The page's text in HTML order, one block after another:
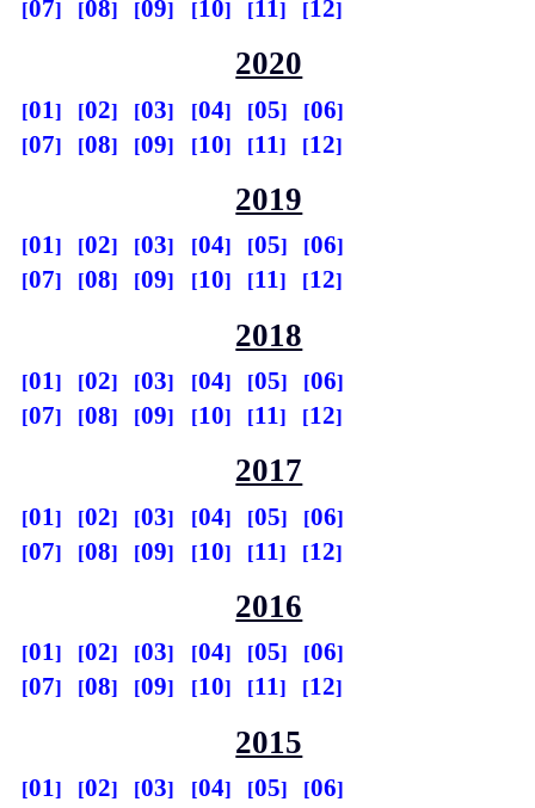
07 08 09 10 11 12
2020
01 02 03 04 05
06
07
08 09 10 11 12
2019
01 02 03 04 05
06
07
08 09 10 11 12
2018
01 02 03 04 05
06
07
08 09 10 11 12
2017
01 02 03 04 05
06
07
08 09 10 11 12
2016
01 02 03 04 05
06
07
08 09 10 11 12
2015
01 02 03 04 05
06